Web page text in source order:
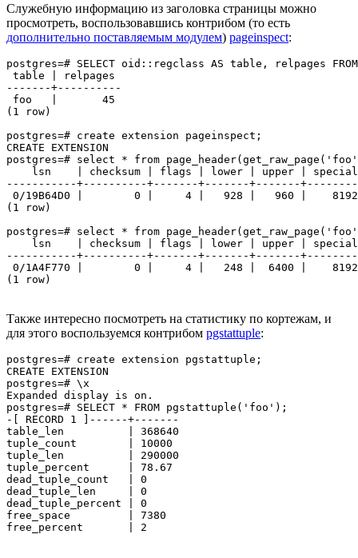
Служебную информацию из заголовка страницы можно
просмотреть, воспользовавшись контрибом (то есть
дополнительно поставляемым модулем) pageinspect:
postgres=# SELECT oid::regclass AS table, relpages
table | relpages
-------+----------
foo   |       45
(1 row)
postgres=# create extension pageinspect;
CREATE EXTENSION
postgres=# select * from
lsn    | checksum | flags | lower | upper |
-----------+----------+-------+-------+-------
0/19B64D0 |        0 |     4 |   928 |   960 |
(1 row)
postgres=# select * from
lsn    | checksum | flags | lower | upper |
-----------+----------+-------+-------+-------
0/1A4F770 |        0 |     4 |   248 |  6400 |
(1 row)
Также интересно посмотреть на статистику по кортежам, и
для этого воспользуемся контрибом pgstattuple:
postgres=# create extension pgstattuple;
CREATE EXTENSION
postgres=# \x
Expanded display is on.
postgres=# SELECT * FROM pgstattuple('foo');
-[ RECORD 1 ]------+-------
table_len          | 368640
tuple_count        | 10000
tuple_len          | 290000
tuple_percent      | 78.67
dead_tuple_count   | 0
dead_tuple_len     | 0
dead_tuple_percent | 0
free_space         | 7380
free_percent       | 2